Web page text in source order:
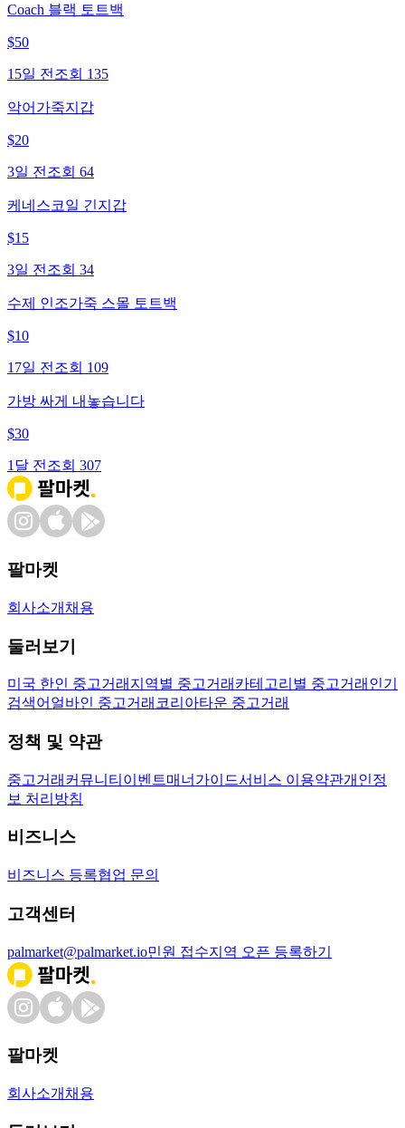
Coach 블랙 토트백
$50
15일 전 조회 135
악어가죽지갑
$20
3일 전 조회 64
케네스코일 긴지갑
$15
3일 전 조회 34
수제 인조가죽 스몰 토트백
$10
17일 전 조회 109
가방 싸게 내놓습니다
$30
1달 전 조회 307
팔마켓
회사소개 채용
둘러보기
미국 한인 중고거래 지역별 중고거래 카테고리별 중고거래 인기
검색어 얼바인 중고거래 코리아타운 중고거래
정책 및 약관
중고거래 커뮤니티 이벤트매너가이드서비스 이용약관개인정
보 처리방침
비즈니스
비즈니스 등록협업 문의
고객센터
palmarket@palmarket.io민원 접수지역 오픈 등록하기
팔마켓
회사소개 채용